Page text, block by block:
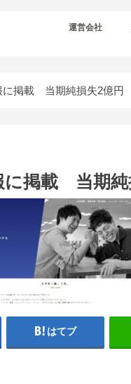
運営会社
に掲載 当期純損失2億円
に掲載 当期純
はてブ